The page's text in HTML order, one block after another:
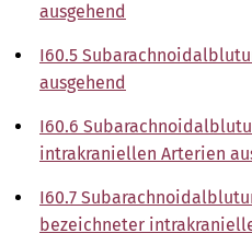
ausgehend
I60.5
ausgehend
I60.6
intrakraniellen Arterien
I60.7
bezeichneter